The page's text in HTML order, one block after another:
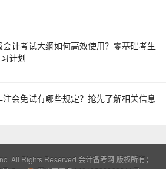
计考试大纲如何高效使用？零基础考生
计划
注会免试有哪些规定？抢先了解相关信息
All Rights Reserved 会计备考网 版权所有；